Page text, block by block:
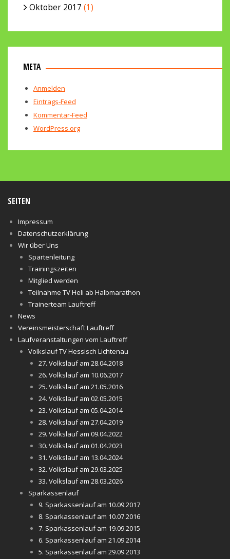
Oktober 2017 (1)
META
Anmelden
Eintrags-Feed
Kommentar-Feed
WordPress.org
SEITEN
Impressum
Datenschutzerklärung
Wir über Uns
Spartenleitung
Trainingszeiten
Mitglied werden
Teilnahme TV Heli ab Halbmarathon
Trainerteam Lauftreff
News
Vereinsmeisterschaft Lauftreff
Laufveranstaltungen vom Lauftreff
Volkslauf TV Hessisch Lichtenau
27. Volkslauf am 28.04.2018
26. Volkslauf am 10.06.2017
25. Volkslauf am 21.05.2016
24. Volkslauf am 02.05.2015
23. Volkslauf am 05.04.2014
28. Volkslauf am 27.04.2019
29. Volkslauf am 09.04.2022
30. Volkslauf am 01.04.2023
31. Volkslauf am 13.04.2024
32. Volkslauf am 29.03.2025
33. Volkslauf am 28.03.2026
Sparkassenlauf
9. Sparkassenlauf am 10.09.2017
8. Sparkassenlauf am 10.07.2016
7. Sparkassenlauf am 19.09.2015
6. Sparkassenlauf am 21.09.2014
5. Sparkassenlauf am 29.09.2013